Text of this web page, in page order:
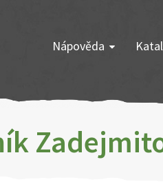
Nápověda